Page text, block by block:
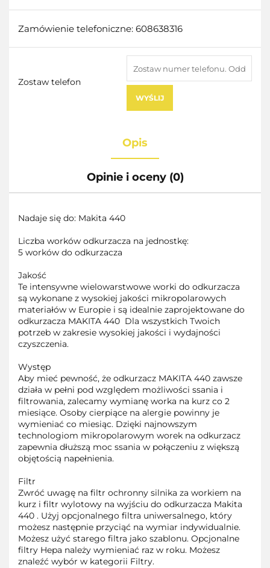
Zamówienie telefoniczne: 608638316
Zostaw telefon
WYŚLIJ
Opis
Opinie i oceny (0)
Nadaje się do: Makita 440
Liczba worków odkurzacza na jednostkę:
5 worków do odkurzacza
Jakość
Te intensywne wielowarstwowe worki do odkurzacza
są wykonane z wysokiej jakości mikropolarowych
materiałów w Europie i są idealnie zaprojektowane do
odkurzacza MAKITA 440 Dla wszystkich Twoich
potrzeb w zakresie wysokiej jakości i wydajności
czyszczenia.
Występ
Aby mieć pewność, że odkurzacz MAKITA 440 zawsze
działa w pełni pod względem możliwości ssania i
filtrowania, zalecamy wymianę worka na kurz co 2
miesiące. Osoby cierpiące na alergie powinny je
wymieniać co miesiąc. Dzięki najnowszym
technologiom mikropolarowym worek na odkurzacz
zapewnia dłuższą moc ssania w połączeniu z większą
objętością napełnienia.
Filtr
Zwróć uwagę na filtr ochronny silnika za workiem na
kurz i filtr wylotowy na wyjściu do odkurzacza Makita
440 . Użyj opcjonalnego filtra uniwersalnego, który
możesz następnie przyciąć na wymiar indywidualnie.
Możesz użyć starego filtra jako szablonu. Opcjonalne
filtry Hepa należy wymieniać raz w roku. Możesz
znaleźć wybór w kategorii Filtry.